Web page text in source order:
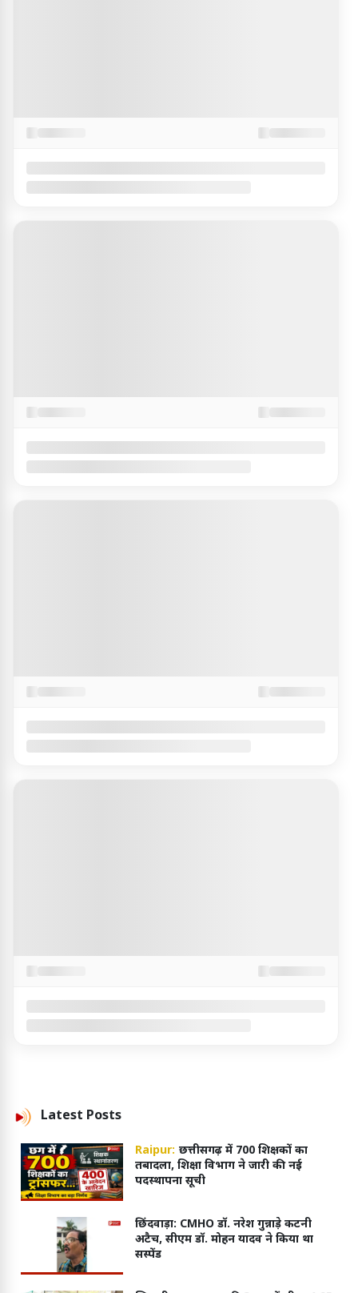
Latest Posts
Raipur: छत्तीसगढ़ में 700 शिक्षकों का
तबादला, शिक्षा विभाग ने जारी की नई
पदस्थापना सूची
छिंदवाड़ा: CMHO डॉ. नरेश गुन्नाड़े कटनी
अटैच, सीएम डॉ. मोहन यादव ने किया था
सस्पेंड